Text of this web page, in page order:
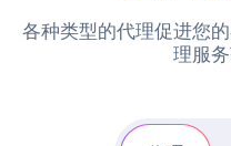
各种类型的代理促进您
理服务